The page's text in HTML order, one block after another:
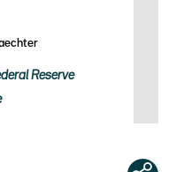
Reserve